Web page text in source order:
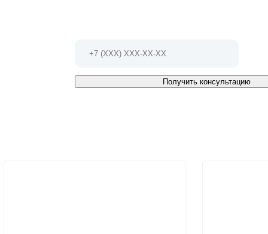
Получить консультацию